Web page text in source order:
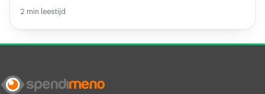
2 min leestijd